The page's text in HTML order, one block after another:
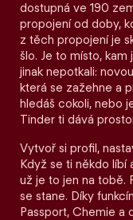
dostupná ve 190
propojení od doby,
z těch propojení je
šlo. Je to místo,
jinak nepotkali:
která se zažehne a
hledáš cokoli, nebo
Tinder ti dává
Vytvoř si profil,
Když se ti někdo líbí
už je to jen na tobě.
se stane. Díky
Passport, Chemie a